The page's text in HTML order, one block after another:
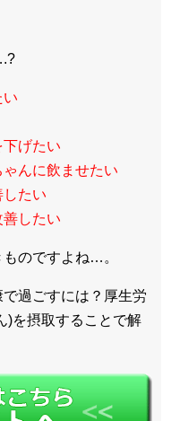
い
下げたい
ゃんに飲ませたい
したい
善したい
のですよね…。
過ごすには？厚生労
)を摂取することで解